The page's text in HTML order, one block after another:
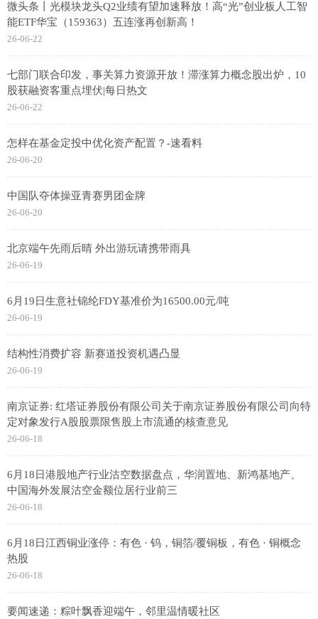
微头条丨光模块龙头Q2业绩有望加速释放！高“光”创业板人工智
能ETF华宝（159363）五连涨再创新高！
26-06-22
七部门联合印发，事关算力资源开放！滞涨算力概念股出炉，10
股获融资客重点埋伏|每日热文
26-06-22
怎样在基金定投中优化资产配置？-速看料
26-06-20
中国队夺体操亚青赛男团金牌
26-06-20
北京端午先雨后晴 外出游玩请携带雨具
26-06-19
6月19日生意社锦纶FDY基准价为16500.00元/吨
26-06-19
结构性消费扩容 新赛道投资机遇凸显
26-06-19
南京证券: 红塔证券股份有限公司关于南京证券股份有限公司向特
定对象发行A股股票限售股上市流通的核查意见
26-06-18
6月18日港股地产行业沽空数据盘点，华润置地、新鸿基地产、
中国海外发展沽空金额位居行业前三
26-06-18
6月18日江西铜业涨停：有色 · 钨，铜箔/覆铜板，有色 · 铜概念
热股
26-06-18
要闻速递：粽叶飘香迎端午，邻里温情暖社区